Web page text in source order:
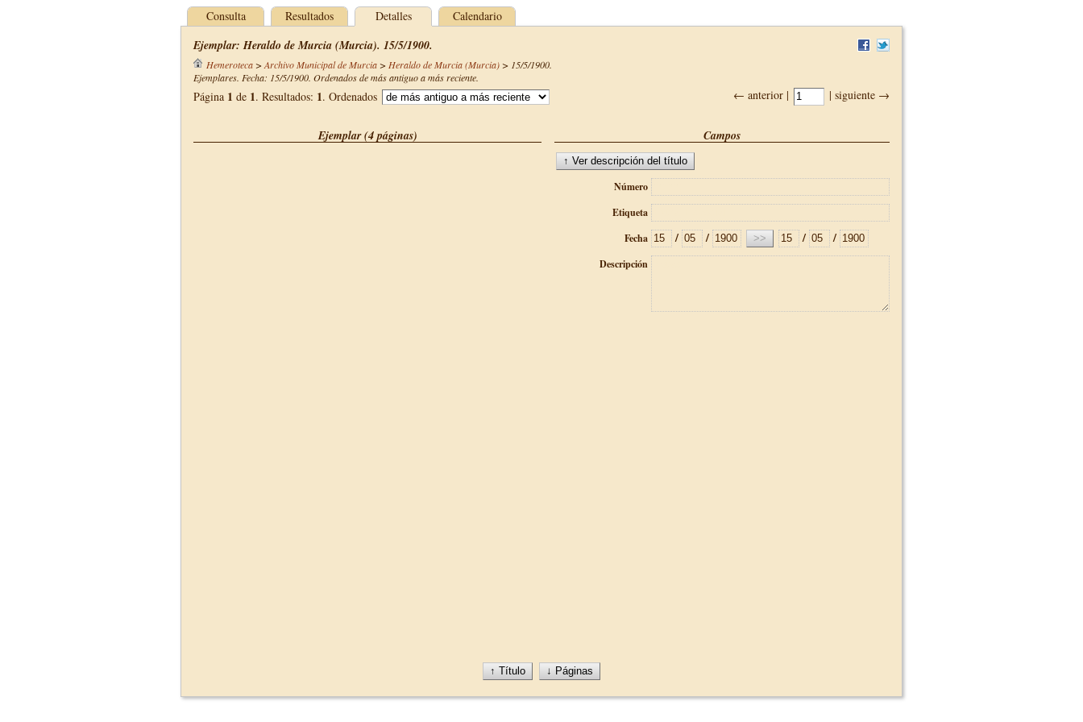
Consulta Resultados Detalles Calendario
Ejemplar: Heraldo de Murcia (Murcia). 15/5/1900.
Hemeroteca> Archivo Municipal de Murcia> Heraldo de Murcia (Murcia)> 15/5/1900.
Ejemplares. Fecha: 15/5/1900. Ordenados de más antiguo a más reciente.
← anterior | | siguiente →
Página 1 de 1. Resultados: 1. Ordenados
Ejemplar (4 páginas) Campos
Número
Etiqueta
Fecha
/ / / /
Descripción